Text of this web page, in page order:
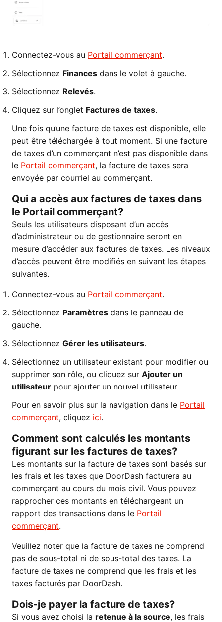
Connectez-vous au Portail commerçant.
Sélectionnez Finances dans le volet à gauche.
Sélectionnez Relevés.
Cliquez sur l’onglet Factures de taxes.
Une fois qu’une facture de taxes est disponible, elle
peut être téléchargée à tout moment. Si une facture
de taxes d’un commerçant n’est pas disponible dans
le Portail commerçant, la facture de taxes sera
envoyée par courriel au commerçant.
Qui a accès aux factures de taxes dans
le Portail commerçant?
Seuls les utilisateurs disposant d’un accès
d’administrateur ou de gestionnaire seront en
mesure d’accéder aux factures de taxes. Les niveaux
d’accès peuvent être modifiés en suivant les étapes
suivantes.
Connectez-vous au Portail commerçant.
Sélectionnez Paramètres dans le panneau de
gauche.
Sélectionnez Gérer les utilisateurs.
Sélectionnez un utilisateur existant pour modifier ou
supprimer son rôle, ou cliquez sur Ajouter un
utilisateur pour ajouter un nouvel utilisateur.
Pour en savoir plus sur la navigation dans le Portail
commerçant, cliquez ici.
Comment sont calculés les montants
figurant sur les factures de taxes?
Les montants sur la facture de taxes sont basés sur
les frais et les taxes que DoorDash facturera au
commerçant au cours du mois civil. Vous pouvez
rapprocher ces montants en téléchargeant un
rapport des transactions dans le Portail
commerçant.
Veuillez noter que la facture de taxes ne comprend
pas de sous-total ni de sous-total des taxes. La
facture de taxes ne comprend que les frais et les
taxes facturés par DoorDash.
Dois-je payer la facture de taxes?
Si vous avez choisi la retenue à la source, les frais